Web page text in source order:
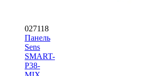
027118
Панель
Sens
SMART-
P38-